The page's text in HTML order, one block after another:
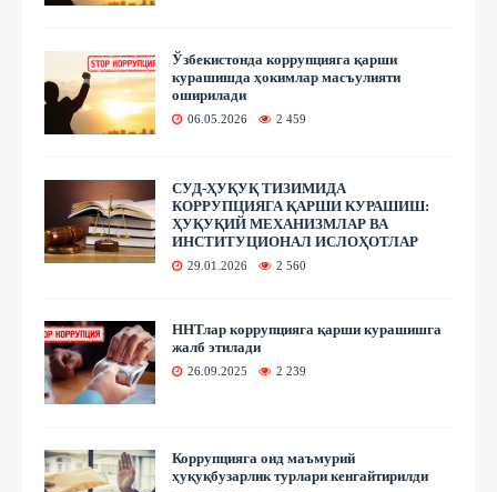
Ўзбекистонда коррупцияга қарши
курашишда ҳокимлар масъулияти
оширилади
06.05.2026 2 459
СУД-ҲУҚУҚ ТИЗИМИДА
КОРРУПЦИЯГА ҚАРШИ КУРАШИШ:
ҲУҚУҚИЙ МЕХАНИЗМЛАР ВА
ИНСТИТУЦИОНАЛ ИСЛОҲОТЛАР
29.01.2026 2 560
ННТлар коррупцияга қарши курашишга
жалб этилади
26.09.2025 2 239
Коррупцияга оид маъмурий
ҳуқуқбузарлик турлари кенгайтирилди